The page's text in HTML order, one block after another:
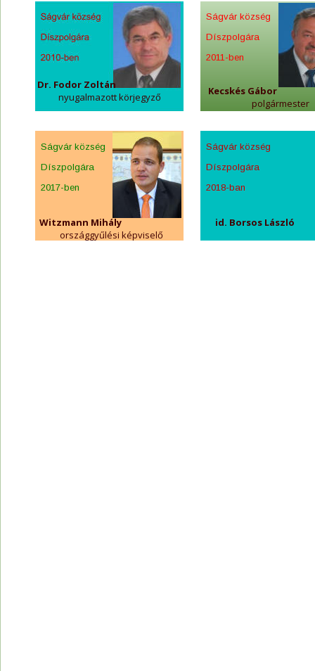
Dr. Fodor Zoltán
nyugalmazott körjegyző
Kecskés Gábor
polgármester
Ságvár község
Díszpolgára
2011-ben
Witzmann Mihály
országgyűlési képviselő
Ságvár község
Díszpolgára
2017-ben
id. Borsos László
Ságvár község
Díszpolgára
2018-ban